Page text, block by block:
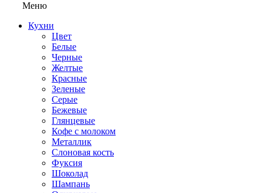
Меню
Кухни
Цвет
Белые
Черные
Желтые
Красные
Зеленые
Серые
Бежевые
Глянцевые
Кофе с молоком
Металлик
Слоновая кость
Фуксия
Шоколад
Шампань